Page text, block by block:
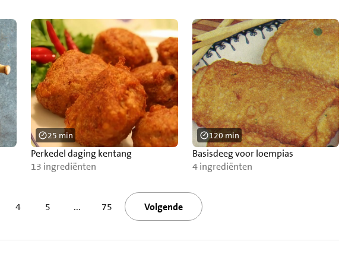
Perkedel daging kentang
13 ingrediënten
25 min
Basisdeeg voor loempias
4 ingrediënten
120 min
4 5 ... 75 Volgende